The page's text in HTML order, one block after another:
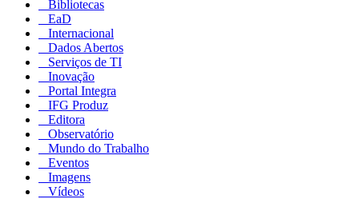
Bibliotecas
EaD
Internacional
Dados Abertos
Serviços de TI
Inovação
Portal Integra
IFG Produz
Editora
Observatório
Mundo do Trabalho
Eventos
Imagens
Vídeos